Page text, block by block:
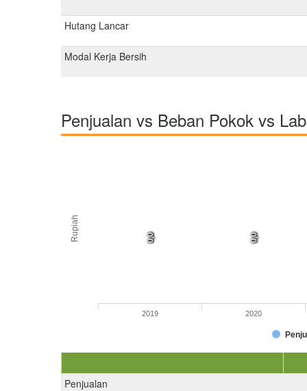
Hutang Lancar
Modal Kerja Bersih
Penjualan vs Beban Pokok vs
Rupiah 0,0 0,0
0,0 0,0
0,0 0,0
0,0 0,0
2019 2020
Penjualan